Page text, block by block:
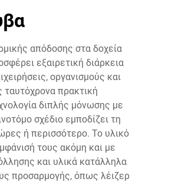
απόδοσης στα δοχεία
εξαιρετική διάρκεια
οργανισμούς και
ταυτόχρονα πρακτική
διπλής μόνωσης με
σχέδιο εμποδίζει τη
ή περισσότερο. Το υλικό
τους ακόμη και με
και υλικά κατάλληλα
προσαρμογής, όπως λέιζερ